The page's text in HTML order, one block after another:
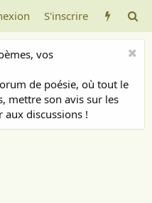
S'inscrire
vos
de poésie, où tout le
mettre son avis sur les
aux discussions !